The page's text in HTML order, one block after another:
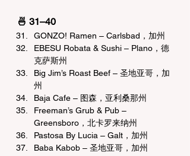
🍜 31–40
GONZO! Ramen – Carlsbad，加州
EBESU Robata & Sushi – Plano，德
克萨斯州
Big Jim’s Roast Beef – 圣地亚哥，加
州
Baja Cafe – 图森，亚利桑那州
Freeman’s Grub & Pub –
Greensboro，北卡罗来纳州
Pastosa By Lucia – Galt，加州
Baba Kabob – 圣地亚哥，加州